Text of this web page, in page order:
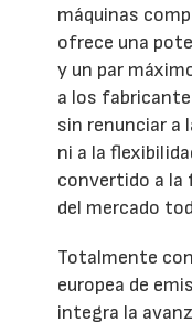
máquinas
ofrece una
y un par
a los
sin renunciar a
ni a la
convertido a la
del mercado
Totalmente
europea de
integra la